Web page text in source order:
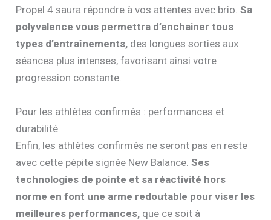
Propel 4 saura répondre à vos attentes avec brio.Sa
polyvalence vous permettra d’enchainer tous
types d’entraînements, des longues sorties aux
séances plus intenses, favorisant ainsi votre
progression constante.
Pour les athlètes confirmés : performances et
durabilité
Enfin, les athlètes confirmés ne seront pas en reste
avec cette pépite signée New Balance.Ses
technologies de pointe et sa réactivité hors
norme en font une arme redoutable pour viser les
meilleures performances, que ce soit à